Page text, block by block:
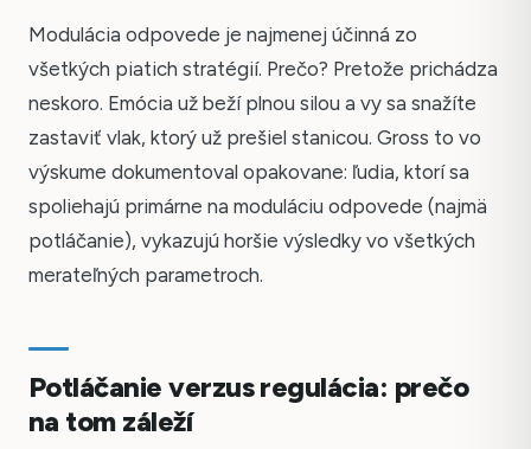
Modulácia odpovede je najmenej účinná zo
všetkých piatich stratégií. Prečo? Pretože prichádza
neskoro. Emócia už beží plnou silou a vy sa snažíte
zastaviť vlak, ktorý už prešiel stanicou. Gross to vo
výskume dokumentoval opakovane: ľudia, ktorí sa
spoliehajú primárne na moduláciu odpovede (najmä
potláčanie), vykazujú horšie výsledky vo všetkých
merateľných parametroch.
Potláčanie verzus regulácia: prečo
na tom záleží